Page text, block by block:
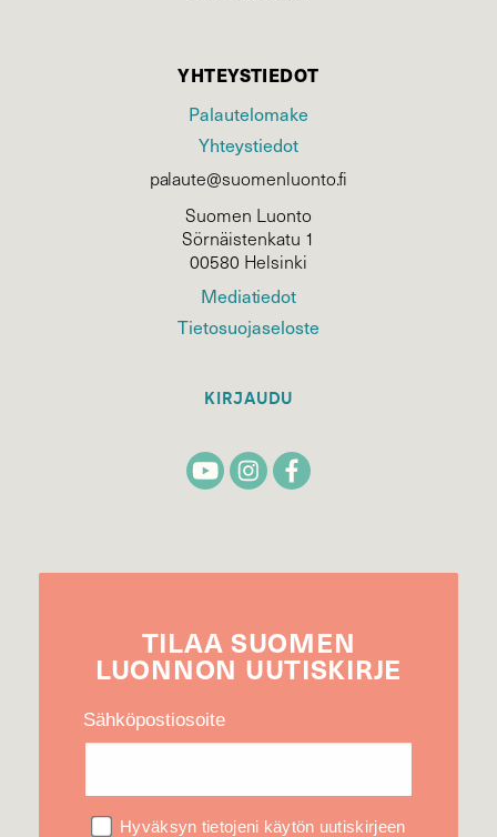
YHTEYSTIEDOT
Palautelomake
Yhteystiedot
palaute@suomenluonto.fi
Suomen Luonto
Sörnäistenkatu 1
00580 Helsinki
Mediatiedot
Tietosuojaseloste
KIRJAUDU
TILAA SUOMEN
LUONNON UUTIS­KIRJE
Sähköpostiosoite
Hyväksyn tietojeni käytön uutiskirjeen